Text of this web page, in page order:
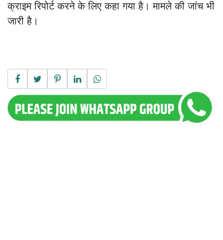
क्राइम रिपोर्ट करने के लिए कहा गया है। मामले की जांच भी
जारी है।